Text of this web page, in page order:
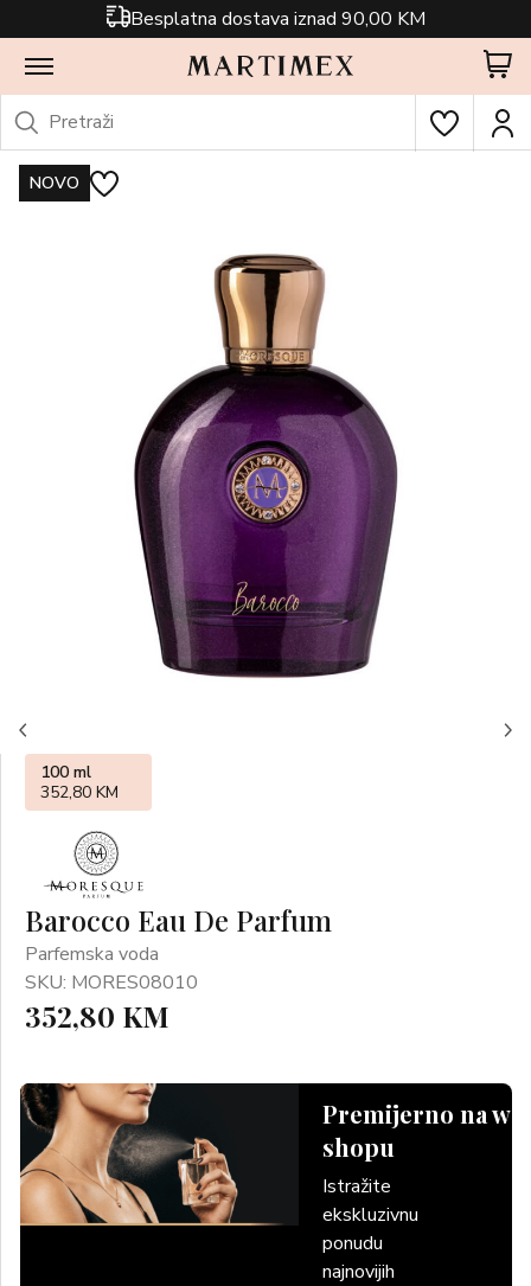
Besplatna dostava iznad 90,00 KM
NOVO
Barocco Eau De Parfum
Parfemska voda
SKU: MORES08010
352,80 KM
Premijerno na
shopu
Istražite
ekskluzivnu
ponudu
najnovijih
100 ml
352,80 KM